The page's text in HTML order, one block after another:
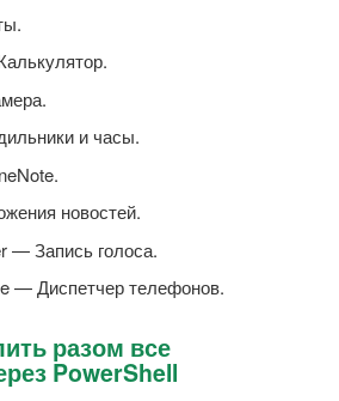
и часы.
новостей.
— Запись голоса.
— Диспетчер телефонов.
разом все
PowerShell